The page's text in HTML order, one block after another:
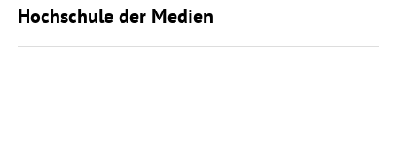
Hochschule der Medien